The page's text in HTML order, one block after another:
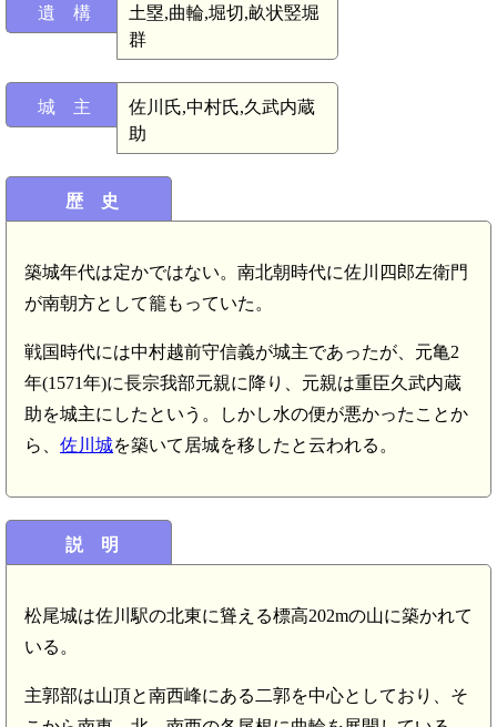
遺 構
土塁,曲輪,堀切,畝状竪堀
群
城 主
佐川氏,中村氏,久武内蔵
助
歴 史
築城年代は定かではない。南北朝時代に佐川四郎左衛門
が南朝方として籠もっていた。
戦国時代には中村越前守信義が城主であったが、元亀2
年(1571年)に長宗我部元親に降り、元親は重臣久武内蔵
助を城主にしたという。しかし水の便が悪かったことか
ら、 佐川城を築いて居城を移したと云われる。
説 明
松尾城は佐川駅の北東に聳える標高202mの山に築かれて
いる。
主郭部は山頂と南西峰にある二郭を中心としており、そ